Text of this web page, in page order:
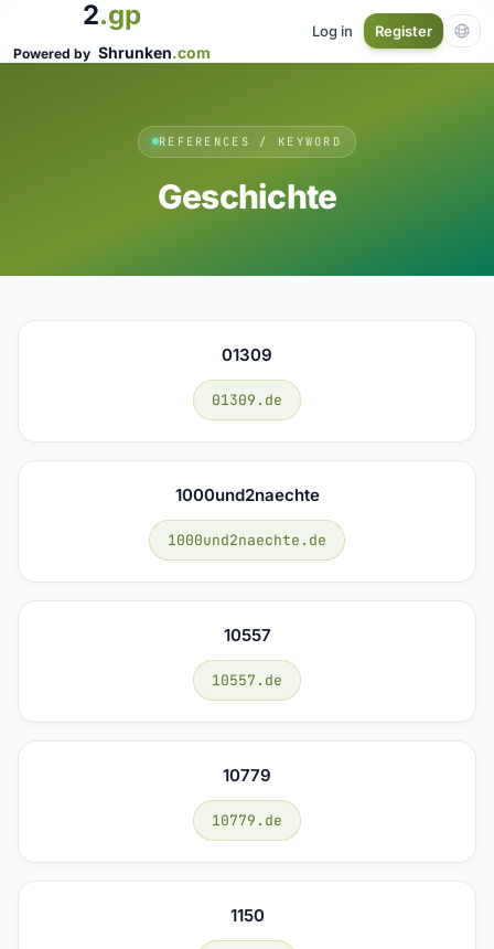
2.gp
Powered by Shrunken.com
Log in Register
REFERENCES / KEYWORD
Geschichte
01309
01309.de
1000und2naechte
1000und2naechte.de
10557
10557.de
10779
10779.de
1150